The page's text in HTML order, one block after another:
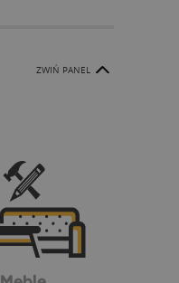
ZWIŃ PANEL